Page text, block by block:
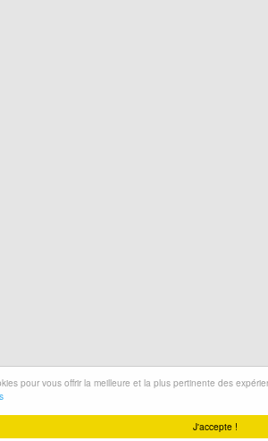
J'accepte !
pour vous offrir la meilleure et la plus pertinente des